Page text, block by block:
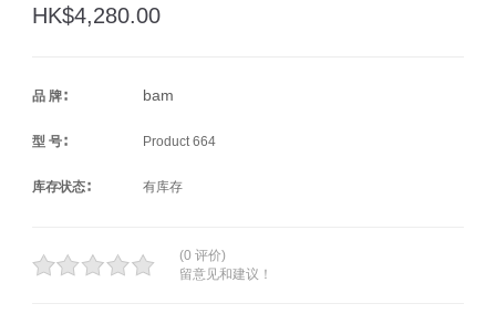
HK$4,280.00
品 牌∶ bam
型 号∶ Product 664
库存状态∶ 有库存
(0 评价)
留意见和建议！